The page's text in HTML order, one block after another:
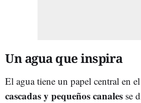
Un agua que inspira
El agua tiene un papel central en
cascadas y pequeños canales se